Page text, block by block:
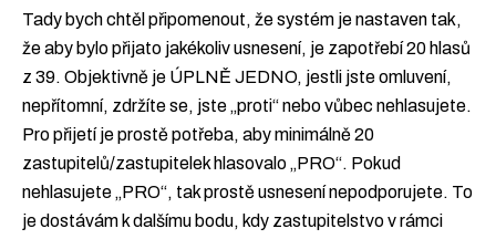
Tady bych chtěl připomenout, že systém je nastaven tak,
že aby bylo přijato jakékoliv usnesení, je zapotřebí 20 hlasů
z 39. Objektivně je ÚPLNĚ JEDNO, jestli jste omluvení,
nepřítomní, zdržíte se, jste „proti“ nebo vůbec nehlasujete.
Pro přijetí je prostě potřeba, aby minimálně 20
zastupitelů/zastupitelek hlasovalo „PRO“. Pokud
nehlasujete „PRO“, tak prostě usnesení nepodporujete. To
je dostávám k dalšímu bodu, kdy zastupitelstvo v rámci